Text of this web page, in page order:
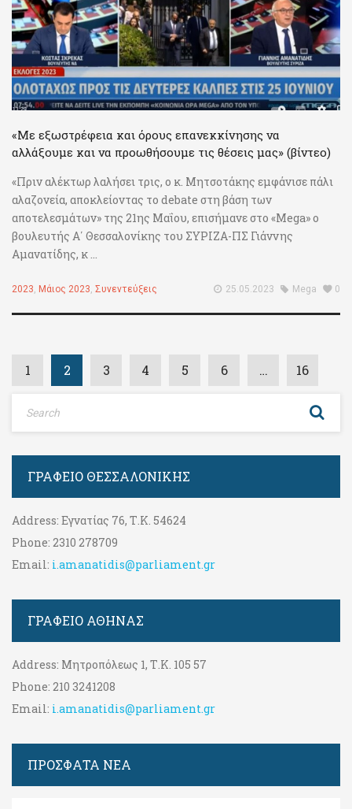
«Με εξωστρέφεια και όρους επανεκκίνησης να
αλλάξουμε και να προωθήσουμε τις θέσεις μας» (βίντεο)
«Πριν αλέκτωρ λαλήσει τρις, ο κ. Μητσοτάκης εμφάνισε πάλι
αλαζονεία, αποκλείοντας το debate στη βάση των
αποτελεσμάτων» της 21ης Μαΐου, επισήμανε στο «Mega» ο
βουλευτής Α΄ Θεσσαλονίκης του ΣΥΡΙΖΑ-ΠΣ Γιάννης
Αμανατίδης, κ ...
2023 Μάιος 2023 Συνεντεύξεις 25.05.2023 Mega 0
1 2 3 4 5 6 … 16
ΓΡΑΦΕΊΟ ΘΕΣΣΑΛΟΝΊΚΗΣ
Address: Εγνατίας 76, Τ.Κ. 54624
Phone: 2310 278709
Email: i.amanatidis@parliament.gr
ΓΡΑΦΕΊΟ ΑΘΉΝΑΣ
Address: Μητροπόλεως 1, Τ.Κ. 105 57
Phone: 210 3241208
Email: i.amanatidis@parliament.gr
ΠΡΟΣΦΑΤΑ ΝΕΑ